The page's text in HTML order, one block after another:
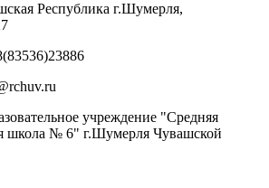
Республика г.Шумерля,
учреждение "Средняя
школа № 6" г.Шумерля Чувашской